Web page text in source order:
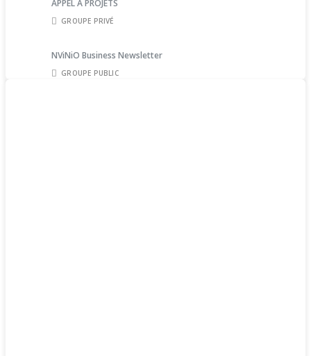
APPEL A PROJETS
GROUPE PRIVÉ
NViNiO Business Newsletter
GROUPE PUBLIC